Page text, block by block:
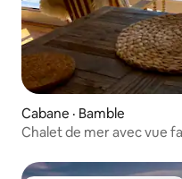
Cabane · Bamble
Chalet de mer avec vue